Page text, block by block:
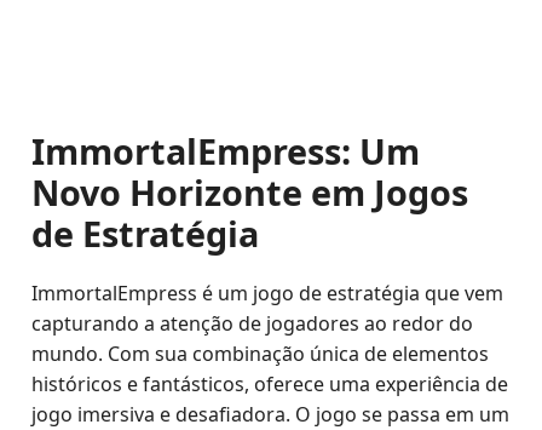
ImmortalEmpress: Um
Novo Horizonte em Jogos
de Estratégia
ImmortalEmpress é um jogo de estratégia que vem
capturando a atenção de jogadores ao redor do
mundo. Com sua combinação única de elementos
históricos e fantásticos, oferece uma experiência de
jogo imersiva e desafiadora. O jogo se passa em um